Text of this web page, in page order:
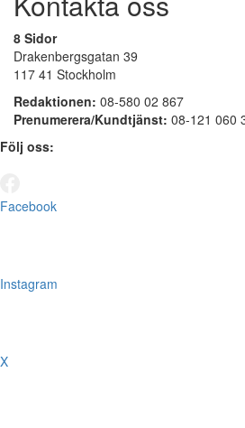
8 Sidor
Drakenbergsgatan 39
117 41 Stockholm
Redaktionen: 08-580 02 867
Prenumerera/Kundtjänst: 08-121 060
Följ oss:
Facebook
Instagram
X